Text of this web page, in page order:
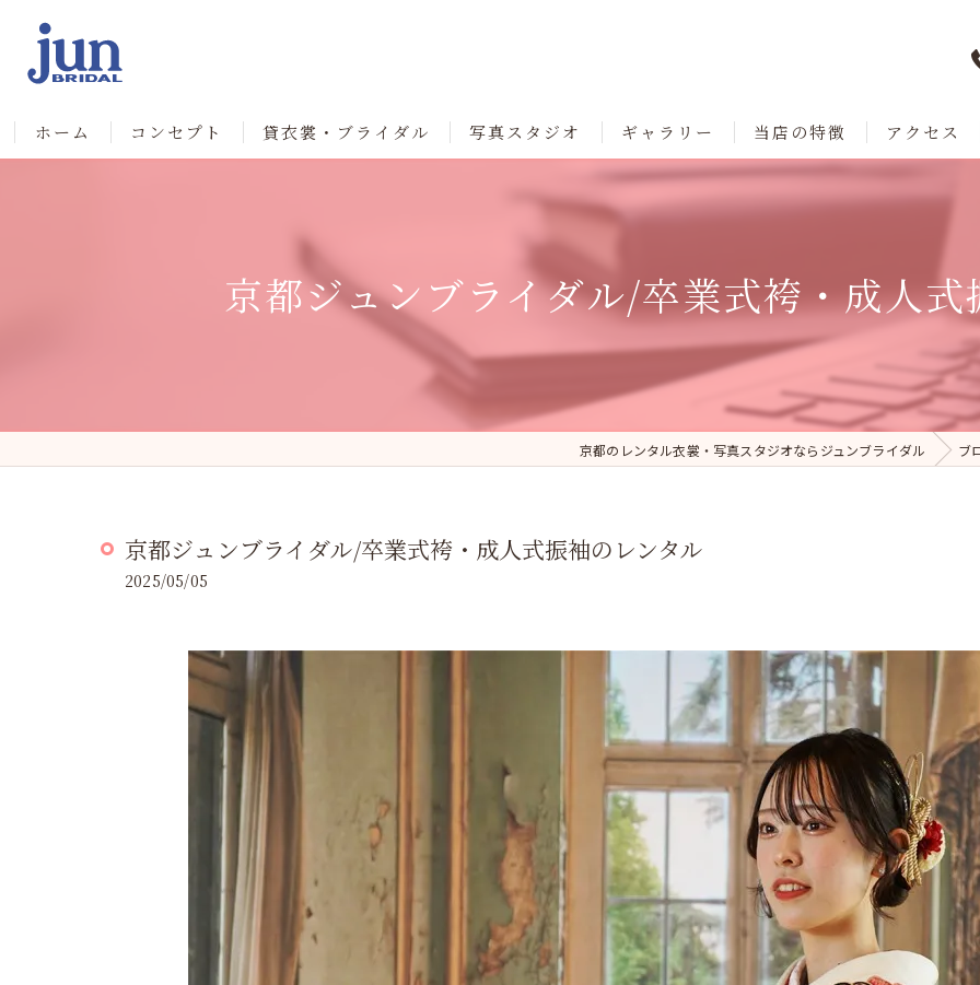
ホーム コンセプト 貸衣裳・ブライダル 写真スタジオ ギャラリー 当店の特徴
七五三
卒業
ブライダル
レンタル
アクセス
京都ジュンブライダル/卒業式袴・成人式
京都のレンタル衣裳・写真スタジオならジュンブライダル ブ
京都ジュンブライダル/卒業式袴・成人式振袖のレンタル
2025/05/05